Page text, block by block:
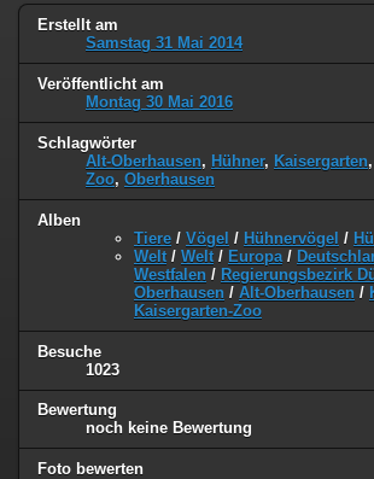
Erstellt am
Samstag 31 Mai 2014
Veröffentlicht am
Montag 30 Mai 2016
Schlagwörter
Alt-Oberhausen, Hühner, Kaisergarten,
Zoo, Oberhausen
Alben
Tiere / Vögel / Hühnervögel /
Welt / Welt / Europa /
Westfalen / Regierungsbezirk
Oberhausen / Alt-Oberhausen /
Kaisergarten-Zoo
Besuche
1023
Bewertung
noch keine Bewertung
Foto bewerten